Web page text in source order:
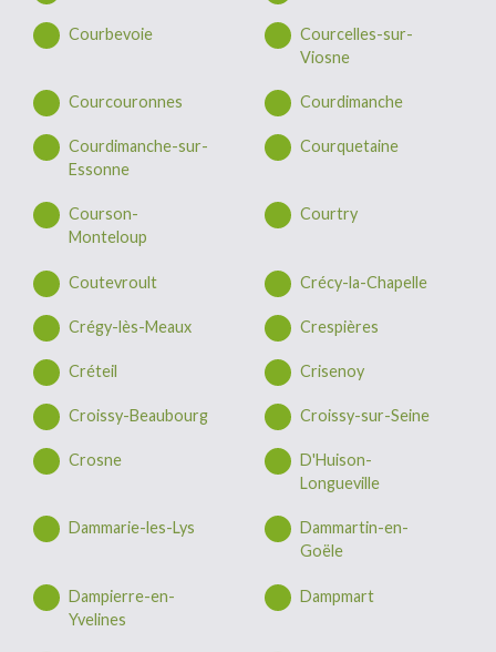
Courbevoie
Courcelles-sur-
Viosne
Courcouronnes Courdimanche
Courdimanche-sur-
Essonne
Courquetaine
Courson-
Monteloup
Courtry
Coutevroult Crécy-la-Chapelle
Crégy-lès-Meaux Crespières
Créteil Crisenoy
Croissy-Beaubourg Croissy-sur-Seine
Crosne
D'Huison-
Longueville
Dammarie-les-Lys
Dammartin-en-
Goële
Dampierre-en-
Yvelines
Dampmart